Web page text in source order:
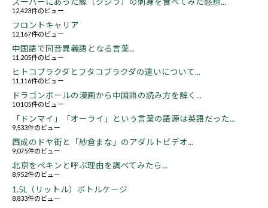
12,423件のビュー
フロントキャリア
12,167件のビュー
中国語で同音異義語となる言葉...
11,205件のビュー
ヒトコブラクダとフタコブラクダの違いについて...
11,116件のビュー
ドラゴンボールの漫画から中国語の読み方を解く...
10,105件のビュー
「ドンマイ」「オーライ」という言葉の語源は英語だった...
9,533件のビュー
西成のドヤ街と「紗倉まな」のアダルトビデオ...
9,075件のビュー
北京をペキンと呼ぶ理由を調べてみたら...
8,952件のビュー
1.5L（リットル）ボトルケージ
8,833件のビュー